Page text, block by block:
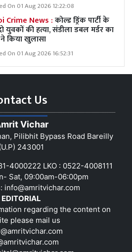
On 01 Aug 2026 12:22:08
Crime News :कोल्ड ड्रिंक पार्टी के
युवकों की हत्या, संडीला डबल मर्डर का
किया खुलासा
On 01 Aug 2026 16:52:31
Us
Vichar
Pilibhit Bypass Road Bareilly
243001
4000222 LKO : 0522-4008111
Sat, 09:00am-06:00pm
info@amritvichar.com
EDITORIAL
regarding the content on
please mail us